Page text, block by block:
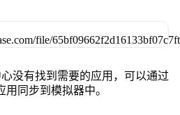
没有找到需要的应用，可以通过
同步到模拟器中。